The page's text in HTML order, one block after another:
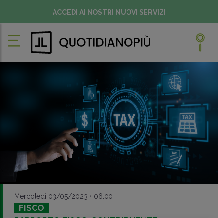
ACCEDI AI NOSTRI NUOVI SERVIZI
Mercoledì 03/05/2023 • 06:00
FISCO